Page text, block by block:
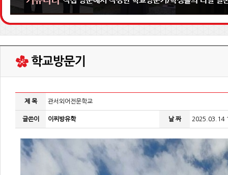
제 목 관서외어전문학교
글쓴이 이찌방유학 날 짜 2025.03.14